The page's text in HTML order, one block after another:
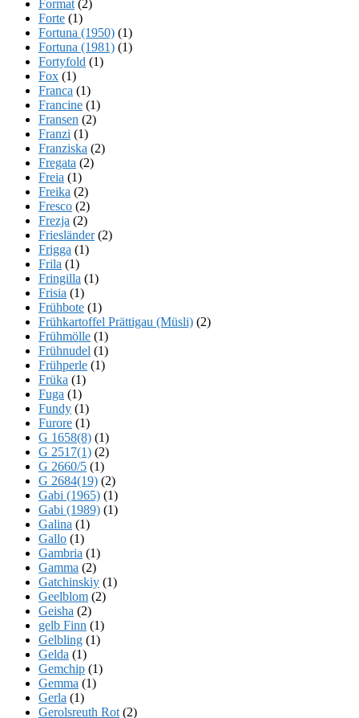
Format (2)
Forte (1)
Fortuna (1950) (1)
Fortuna (1981) (1)
Fortyfold (1)
Fox (1)
Franca (1)
Francine (1)
Fransen (2)
Franzi (1)
Franziska (2)
Fregata (2)
Freia (1)
Freika (2)
Fresco (2)
Frezja (2)
Friesländer(2)
Frigga (1)
Frila (1)
Fringilla (1)
Frisia (1)
Frühbote (1)
Frühkartoffel Prättigau (Müsli) (2)
Frühmölle (1)
Frühnudel (1)
Frühperle (1)
Früka (1)
Fuga (1)
Fundy (1)
Furore (1)
G 1658(8) (1)
G 2517(1) (2)
G 2660/5 (1)
G 2684(19) (2)
Gabi (1965) (1)
Gabi (1989) (1)
Galina (1)
Gallo (1)
Gambria (1)
Gamma (2)
Gatchinskiy (1)
Geelblom (2)
Geisha (2)
gelb Finn (1)
Gelbling (1)
Gelda (1)
Gemchip (1)
Gemma (1)
Gerla (1)
Gerolsreuth Rot (2)